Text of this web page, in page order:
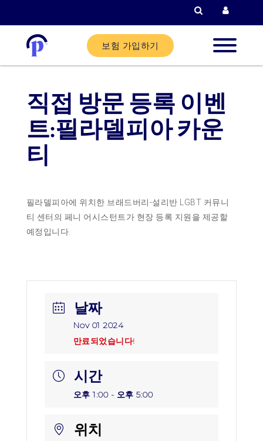
검색
보험 가입하기
현재 고
도움말
직접 방문 등록 이벤
트:필라델피아 카운
티
필라델피아에 위치한 브래드버리-설리반 LGBT 커뮤니
티 센터의 페니 어시스턴트가 현장 등록 지원을 제공할
예정입니다.
날짜
Nov 01 2024
만료되었습니다!
시간
오후 1:00 - 오후 5:00
위치